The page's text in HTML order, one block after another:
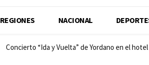
REGIONES NACIONAL
Concierto “Ida y Vuelta” de Yordano en el